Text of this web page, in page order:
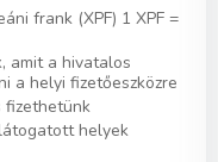
frank (XPF) 1 XPF =
amit a hivatalos
a helyi fizetőeszközre
fizethetünk
helyek